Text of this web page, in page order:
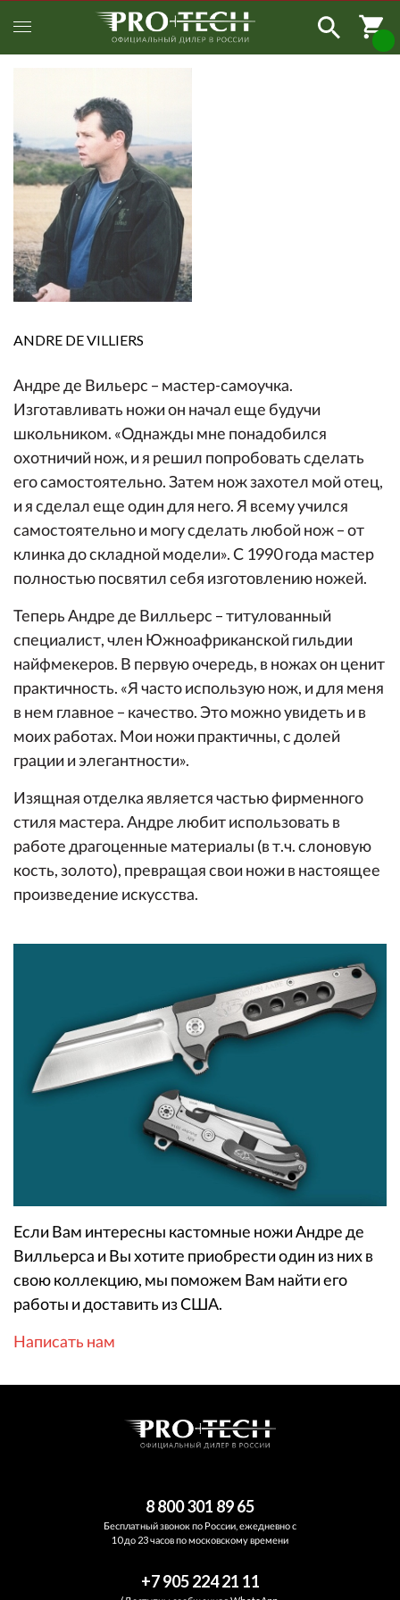
ANDRE DEVILLIERS
Андре де Вильерс – мастер-самоучка.
Изготавливать ножи он начал еще будучи
школьником. «Однажды мне понадобился
охотничий нож, и я решил попробовать сделать
его самостоятельно. Затем нож захотел мой отец,
и я сделал еще один для него. Я всему учился
самостоятельно и могу сделать любой нож – от
клинка до складной модели». С 1990 года мастер
полностью посвятил себя изготовлению ножей.
Теперь Андре де Вилльерс – титулованный
специалист, член Южноафриканской гильдии
найфмекеров. В первую очередь, в ножах он ценит
практичность. «Я часто использую нож, и для меня
в нем главное – качество. Это можно увидеть и в
моих работах. Мои ножи практичны, с долей
грации и элегантности».
Изящная отделка является частью фирменного
стиля мастера. Андре любит использовать в
работе драгоценные материалы (в т.ч. слоновую
кость, золото), превращая свои ножи в настоящее
произведение искусства.
Если Вам интересны кастомные ножи Андре де
Вилльерса и Вы хотите приобрести один из них в
свою коллекцию, мы поможем Вам найти его
работы и доставить из США.
Написать нам
8 800 301 89 65
Бесплатный звонок по России, ежедневно с
10 до 23 часов по московскому времени
+7 905 224 21 11